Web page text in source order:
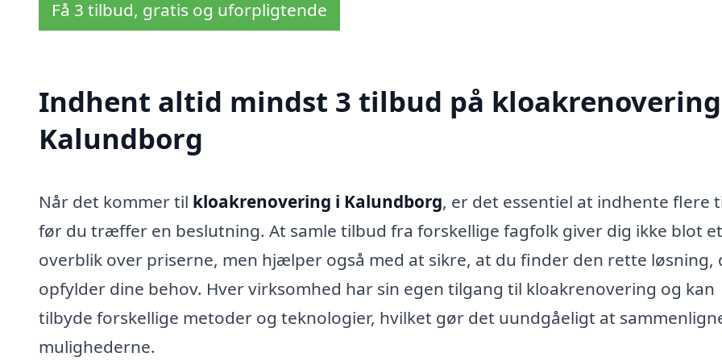
Få 3 tilbud, gratis og uforpligtende
Indhent altid mindst 3 tilbud på
Kalundborg
Når det kommer til kloakrenovering i Kalundborg, er det essentiel at indhente flere
før du træffer en beslutning. At samle tilbud fra forskellige fagfolk giver dig ikke blot et
overblik over priserne, men hjælper også med at sikre, at du finder den rette løsning,
opfylder dine behov. Hver virksomhed har sin egen tilgang til kloakrenovering og kan
tilbyde forskellige metoder og teknologier, hvilket gør det uundgåeligt at
mulighederne.